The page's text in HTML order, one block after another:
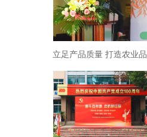
立足产品质量 打造农业品
牌企业